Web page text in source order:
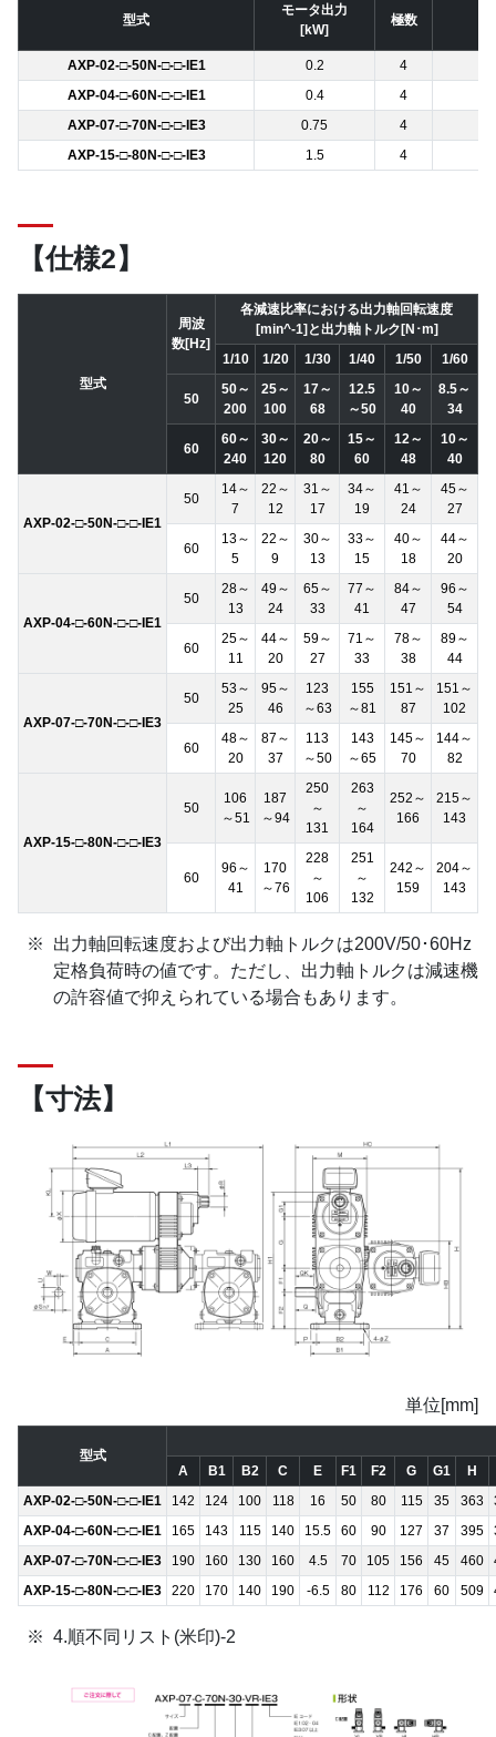
型式
モータ出力
[kW]
極数
AXP-02-□-50N-□-□-IE1 0.2 4
AXP-04-□-60N-□-□-IE1
0.4 4
AXP-07-□-70N-□-□-IE3
0.75 4
AXP-15-□-80N-□-□-IE3
1.5 4
【仕様2】
型式
周波
数[Hz]
各減速比率における出力軸回転速度
[min^-1]と出力軸トルク[N･m]
1/10
1/20 1/30 1/40 1/50 1/60
50
50～
200
25～
100
17～
68
12.5
～50
10～
40
8.5～
34
60
60～
240
30～
120
20～
80
15～
60
12～
48
10～
40
AXP-02-□-50N-□-□-IE1
50
14～
7
22～
12
31～
17
34～
19
41～
24
45～
27
60
13～
5
22～
9
30～
13
33～
15
40～
18
44～
20
AXP-04-□-60N-□-□-IE1
50
28～
13
49～
24
65～
33
77～
41
84～
47
96～
54
60
25～
11
44～
20
59～
27
71～
33
78～
38
89～
44
AXP-07-□-70N-□-□-IE3
50
53～
25
95～
46
123
～63
155
～81
151～
87
151～
102
60
48～
20
87～
37
113
～50
143
～65
145～
70
144～
82
AXP-15-□-80N-□-□-IE3
50
106
～51
187
～94
250
～
131
263
～
164
252～
166
215～
143
60
96～
41
170
～76
228
～
106
251
～
132
242～
159
204～
143
出力軸回転速度および出力軸トルクは200V/50･60Hz
定格負荷時の値です。ただし、出力軸トルクは減速機
の許容値で抑えられている場合もあります。
【寸法】
単位[mm]
型式
A
B1 B2 C E F1 F2 G G1
H
AXP-02-□-50N-□-□-IE1
142 124 100 118 16 50 80 115 35 363
AXP-04-□-60N-□-□-IE1
165 143 115 140 15.5 60 90 127 37 395
AXP-07-□-70N-□-□-IE3
190 160 130 160 4.5 70 105 156 45 460
AXP-15-□-80N-□-□-IE3
220 170 140 190 -6.5 80 112 176 60 509
4.順不同リスト(米印)-2